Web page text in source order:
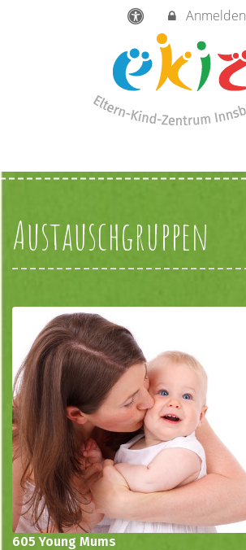
Anmelden
Austauschgruppen
605 Young Mums